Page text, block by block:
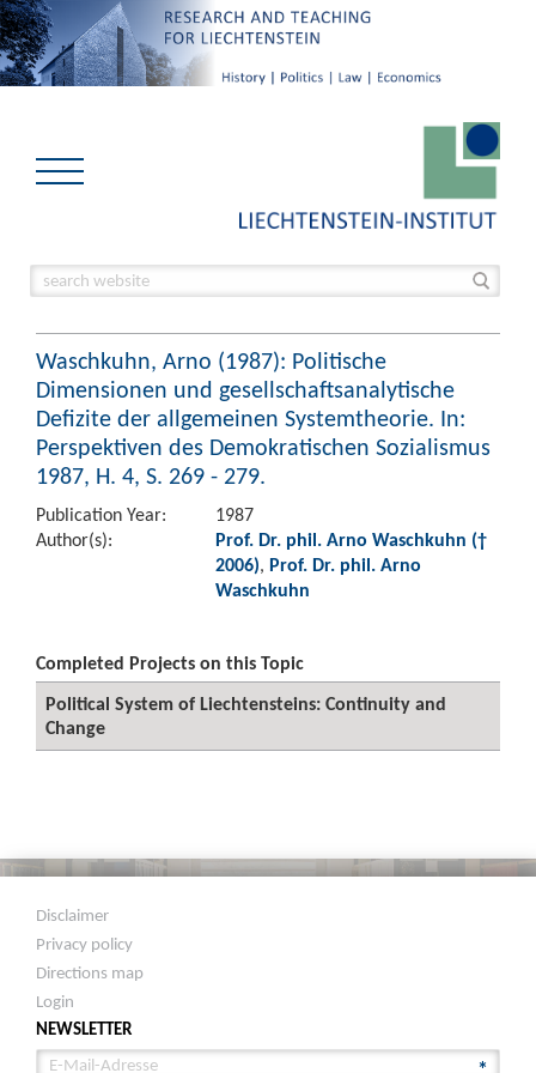
Waschkuhn, Arno (1987): Politische
Dimensionen und gesellschaftsanalytische
Defizite der allgemeinen Systemtheorie. In:
Perspektiven des Demokratischen Sozialismus
1987, H. 4, S. 269 - 279.
Publication Year:
1987
Author(s):
Prof. Dr. phil. Arno Waschkuhn (†
2006), Prof. Dr. phil. Arno
Waschkuhn
Completed Projects on this Topic
Political System of Liechtensteins: Continuity and
Change
Disclaimer
Privacy policy
Directions map
Login
NEWSLETTER